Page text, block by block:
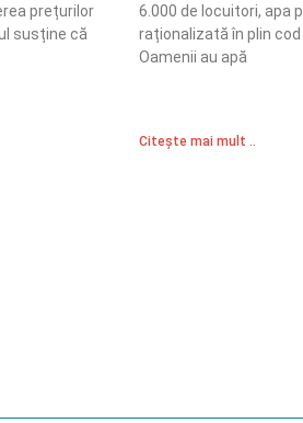
prețurilor
susține că
6.000 de locuitori, apa
raționalizată în plin cod
Oamenii au apă
Citește mai mult ..